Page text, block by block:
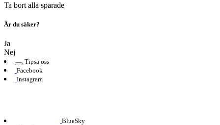
Ta bort alla sparade
Är du säker?
Ja
Nej
Tipsa oss
Facebook
Instagram
BlueSky